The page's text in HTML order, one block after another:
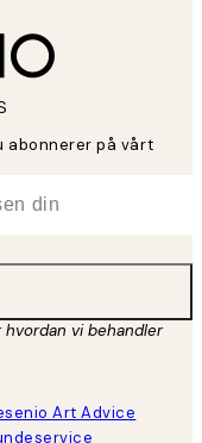
abonnerer på vårt
vi behandler
Art Advice